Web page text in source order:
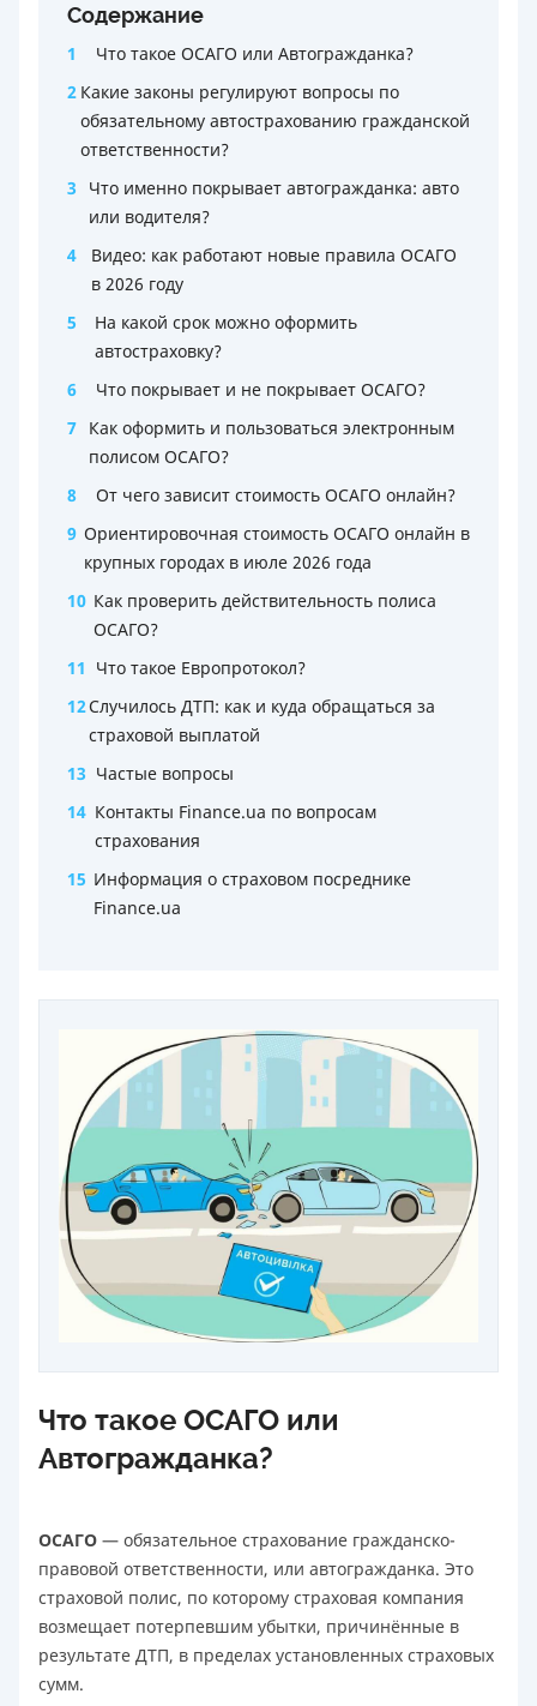
Содержание
1
Что такое ОСАГО или Автогражданка?
2 Какие законы регулируют вопросы по
обязательному автострахованию гражданской
ответственности?
3
Что именно покрывает автогражданка: авто
или водителя?
4
Видео: как работают новые правила ОСАГО
в 2026 году
5
На какой срок можно оформить
автостраховку?
6
Что покрывает и не покрывает ОСАГО?
7 Как оформить и пользоваться электронным
полисом ОСАГО?
8
От чего зависит стоимость ОСАГО онлайн?
9 Ориентировочная стоимость ОСАГО онлайн в
крупных городах в июле 2026 года
10 Как проверить действительность полиса
ОСАГО?
11 Что такое Европротокол?
12Случилось ДТП: как и куда обращаться за
страховой выплатой
13 Частые вопросы
14 Контакты Finance.ua по вопросам
страхования
15 Информация о страховом посреднике
Finance.ua
Что такое ОСАГО или
Автогражданка?
ОСАГО — обязательное страхование гражданско-
правовой ответственности, или автогражданка. Это
страховой полис, по которому страховая компания
возмещает потерпевшим убытки, причинённые в
результате ДТП, в пределах установленных страховых
сумм.